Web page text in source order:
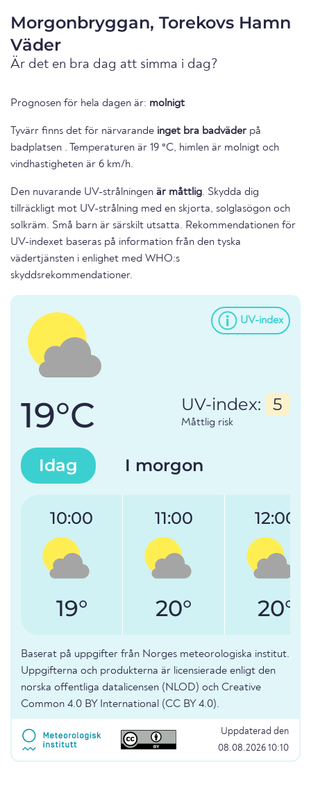
Morgonbryggan, Torekovs Hamn
Väder
Är det en bra dag att simma i dag?
Prognosen för hela dagen är: molnigt
Tyvärr finns det för närvarande inget bra badväder på
badplatsen . Temperaturen är 19 °C, himlen är molnigt och
vindhastigheten är 6 km/h.
Den nuvarande UV-strålningen är måttlig. Skydda dig
tillräckligt mot UV-strålning med en skjorta, solglasögon och
solkräm. Små barn är särskilt utsatta. Rekommendationen för
UV-indexet baseras på information från den tyska
vädertjänsten i enlighet med WHO:s
skyddsrekommendationer.
UV-index
19°C UV-index: 5
Måttlig risk
Idag I morgon
10:00
19°
11:00
20°
12:00
20°
Baserat på uppgifter från Norges meteorologiska institut.
Uppgifterna och produkterna är licensierade enligt den
norska offentliga datalicensen (NLOD) och Creative
Common 4.0 BY International (CC BY 4.0).
Uppdaterad den
08.08.2026 10:10